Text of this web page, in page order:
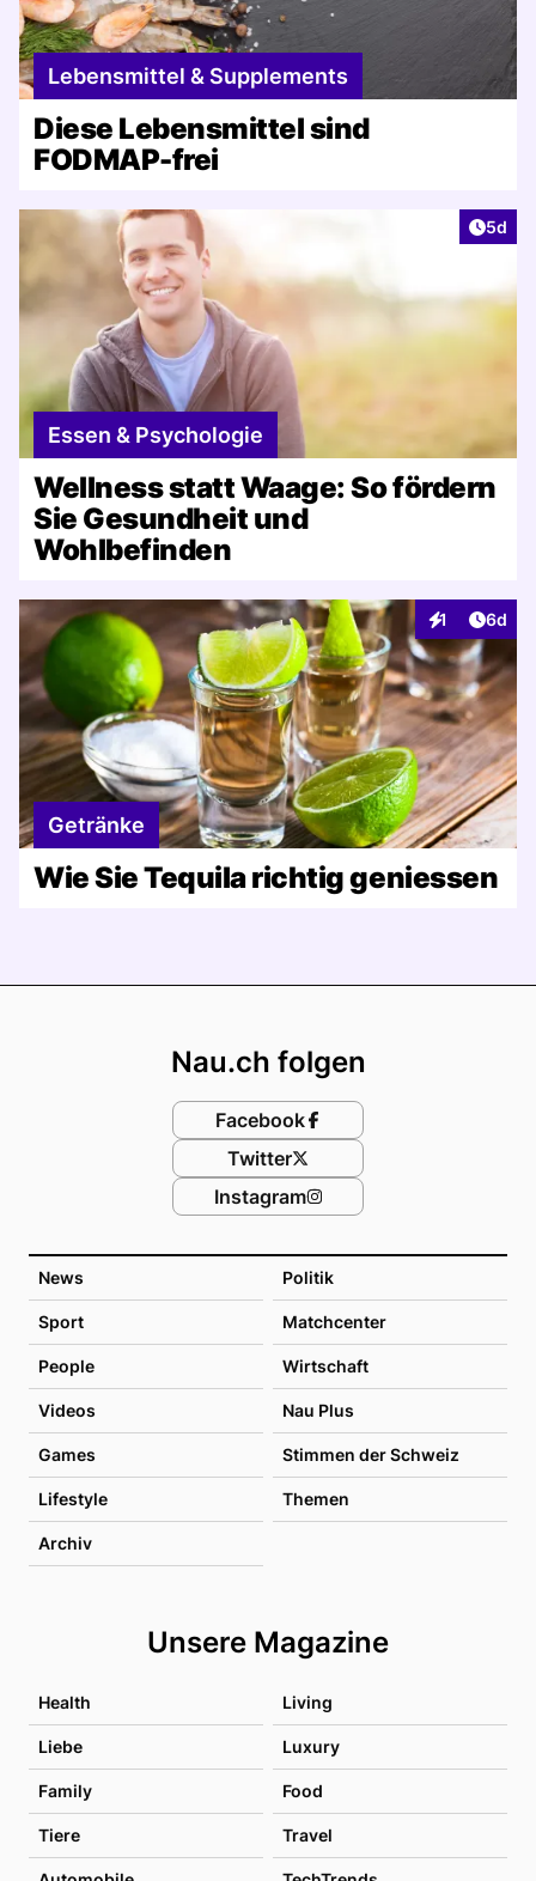
Lebensmittel & Supplements
Diese Lebensmittel sind
FODMAP-frei
5d
Essen & Psychologie
Wellness statt Waage: So fördern
Sie Gesundheit und
Wohlbefinden
1
Interaktionen
6d
Getränke
Wie Sie Tequila richtig geniessen
News Politik
Sport Matchcenter
People Wirtschaft
Videos Nau Plus
Games Stimmen der Schweiz
Lifestyle Themen
Archiv
Unsere Magazine
Health Living
Liebe Luxury
Family Food
Tiere Travel
Nau.ch folgen
Facebook
Twitter
Instagram